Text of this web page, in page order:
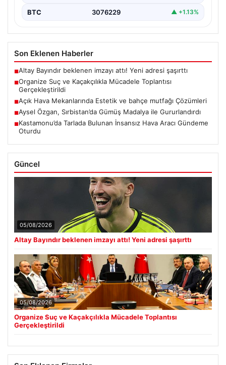
BTC 3076229 ▲ +1.13%
Son Eklenen Haberler
■Altay Bayındır beklenen imzayı attı! Yeni adresi şaşırttı
■Organize Suç ve Kaçakçılıkla Mücadele Toplantısı
Gerçekleştirildi
■Açık Hava Mekanlarında Estetik ve bahçe mutfağı Çözümleri
■Aysel Özgan, Sırbistan’da Gümüş Madalya ile Gururlandırdı
■Kastamonu’da Tarlada Bulunan İnsansız Hava Aracı Gündeme
Oturdu
Güncel
05/08/2026
Altay Bayındır beklenen imzayı attı! Yeni adresi şaşırttı
05/08/2026
Organize Suç ve Kaçakçılıkla Mücadele Toplantısı
Gerçekleştirildi